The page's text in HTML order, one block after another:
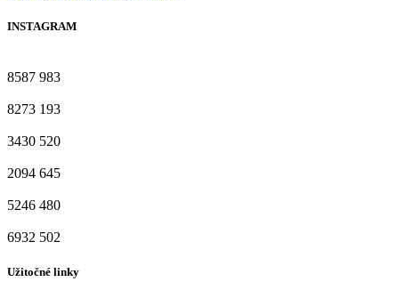
INSTAGRAM
8587 983
8273 193
3430 520
2094 645
5246 480
6932 502
Užitočné linky